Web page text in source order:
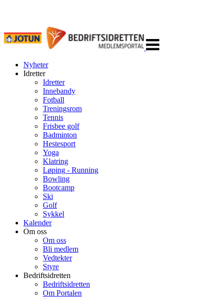
navigasjon
Nyheter
Idretter
Idretter
Innebandy
Fotball
Treningsrom
Tennis
Frisbee golf
Badminton
Hestesport
Yoga
Klatring
Løping - Running
Bowling
Bootcamp
Ski
Golf
Sykkel
Kalender
Om oss
Om oss
Bli medlem
Vedtekter
Styre
Bedriftsidretten
Bedriftsidretten
Om Portalen